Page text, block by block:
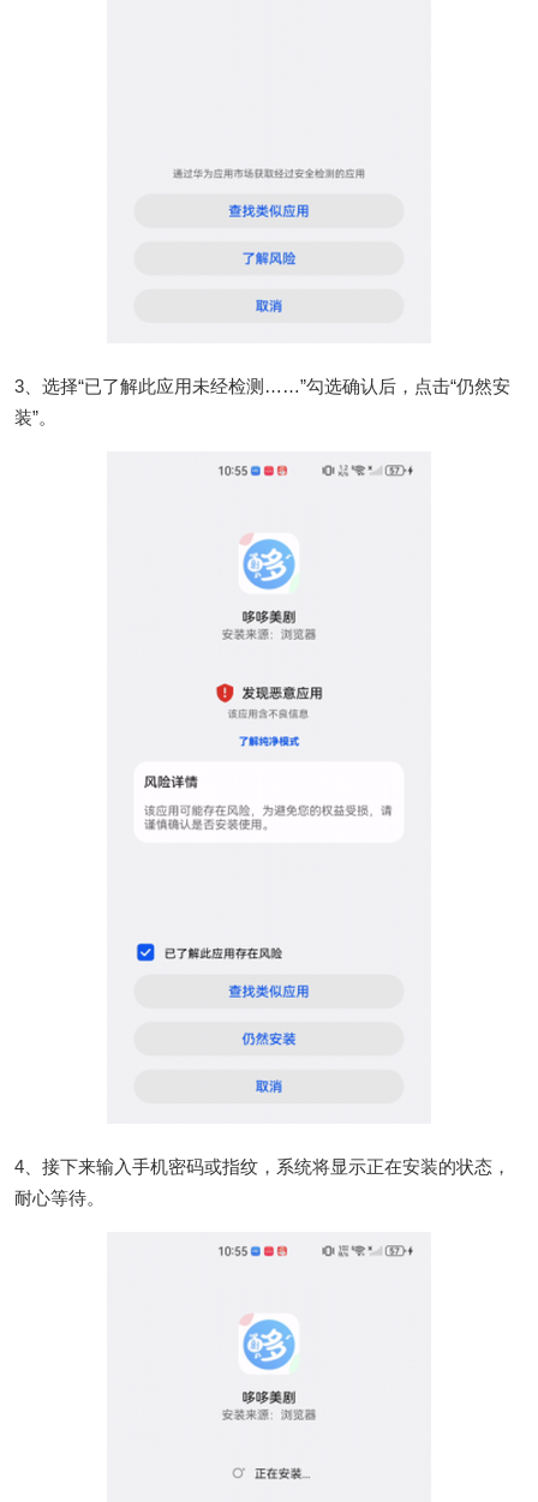
3、选择“已了解此应用未经检测……”勾选确认后，点击“仍然安
装”。
4、接下来输入手机密码或指纹，系统将显示正在安装的状态，
耐心等待。